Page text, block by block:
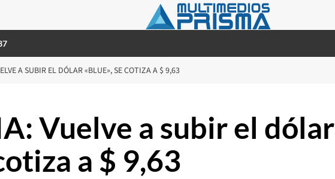
A SUBIR EL DÓLAR «BLUE», SE COTIZA A $ 9,63
Vuelve a subir el dólar
a $ 9,63